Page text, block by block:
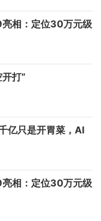
相：定位30万元级
打”
亿只是开胃菜，AI
相：定位30万元级